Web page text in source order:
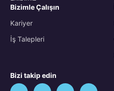
Bizimle Çalışın
Kariyer
İş Talepleri
Bizi takip edin